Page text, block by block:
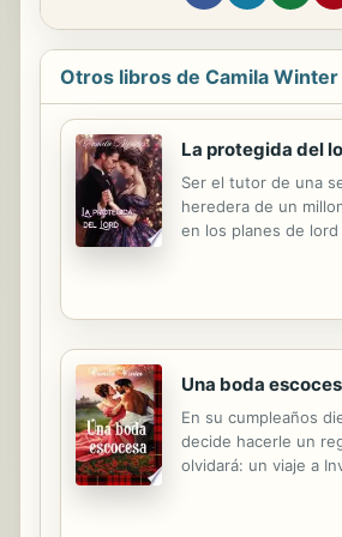
Otros libros de Camila Winter
La protegida del
Ser el tutor de una
heredera de un
en los planes de
conocer a la bella
comprende que sus
han hecho más que
debe encontrarle un
y cuidar de la
y ciertamente no se
capacitado para
señorita Agnes
perfecta consentida
decirle a su tutor
Una boda
En su cumpleaños
decide hacerle un
olvidará: un viaje a
familiares de su